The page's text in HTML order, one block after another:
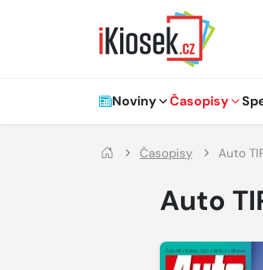
Hlavní navigace
Noviny Časopisy
Časopisy Auto
Auto